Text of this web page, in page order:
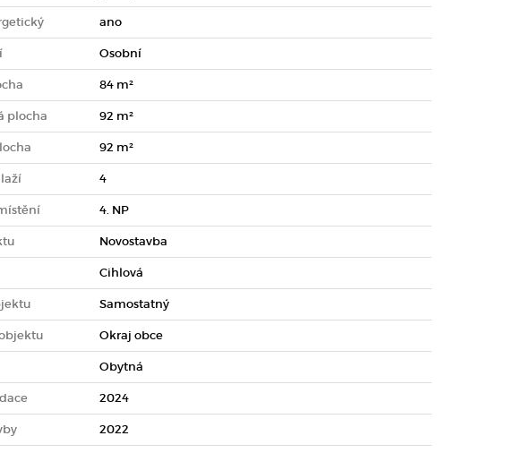
ano
Osobní
84 m²
plocha 92 m²
92 m²
4
4. NP
Novostavba
Cihlová
Samostatný
Okraj obce
Obytná
2024
2022